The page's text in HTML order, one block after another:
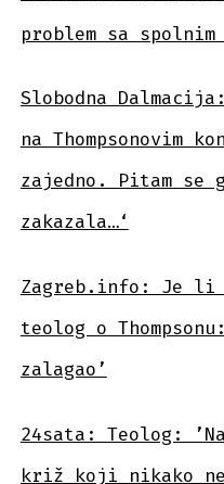
problem sa spolnim
Slobodna
na Thompsonovim
zajedno. Pitam se
zakazala…‘
Zagreb.info: Je li
teolog o
zalagao’
24sata: Teolog:
križ koji nikako ne